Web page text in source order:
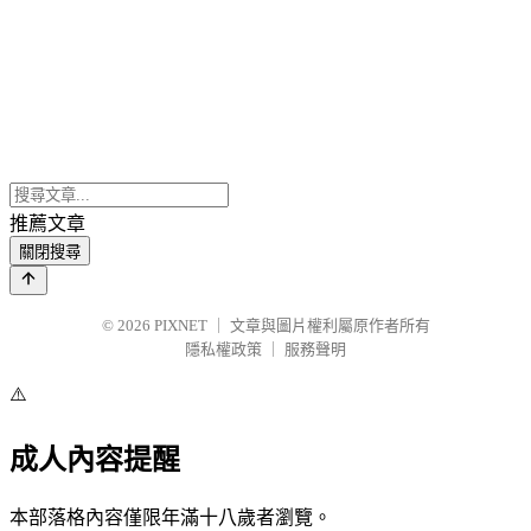
推薦文章
關閉搜尋
© 2026 PIXNET
文章與圖片權利屬原作者所有
隱私權政策
服務聲明
⚠️
成人內容提醒
本部落格內容僅限年滿十八歲者瀏覽。